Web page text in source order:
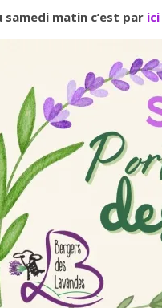
samedi matin c’est par ici